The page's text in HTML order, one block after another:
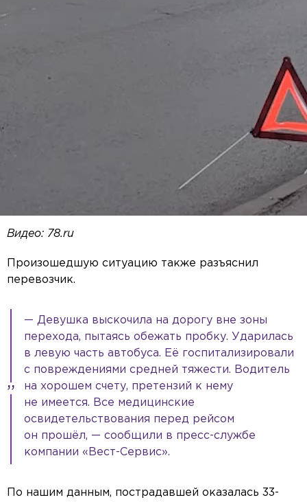
Видео: 78.ru
Произошедшую ситуацию также разъяснил
перевозчик.
— Девушка выскочила на дорогу вне зоны
перехода, пытаясь обежать пробку. Ударилась
в левую часть автобуса. Её госпитализировали
с повреждениями средней тяжести. Водитель
на хорошем счету, претензий к нему
не имеется. Все медицинские
освидетельствования перед рейсом
он прошёл, — сообщили в пресс-службе
компании «Вест-Сервис».
По нашим данным, пострадавшей оказалась 33-